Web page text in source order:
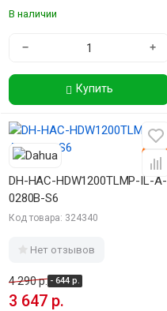
В наличии
− +
Купить
DH-HAC-HDW1200TLMP-IL-A-
0280B-S6
Код товара: 324340
Нет отзывов
4 290 р. - 644 р.
3 647 р.